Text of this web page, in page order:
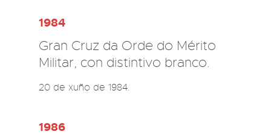
1984
Gran Cruz da Orde do Mérito
Militar, con distintivo branco.
20 de xuño de 1984.
1986